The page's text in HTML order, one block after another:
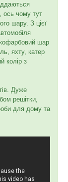
ось чому тут
шару. З цієї
шар
яхту, катер
колір з
Дуже
решітки,
для дому та